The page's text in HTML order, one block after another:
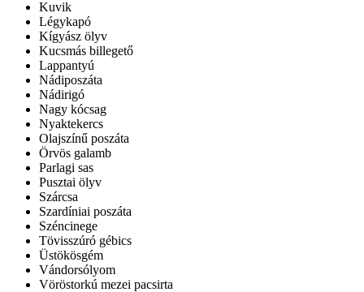
Kuvik
Légykapó
Kígyász ölyv
Kucsmás billegető
Lappantyú
Nádiposzáta
Nádirigó
Nagy kócsag
Nyaktekercs
Olajszínű poszáta
Örvös galamb
Parlagi sas
Pusztai ölyv
Szárcsa
Szardíniai poszáta
Széncinege
Tövisszúró gébics
Üstökösgém
Vándorsólyom
Vöröstorkú mezei pacsirta